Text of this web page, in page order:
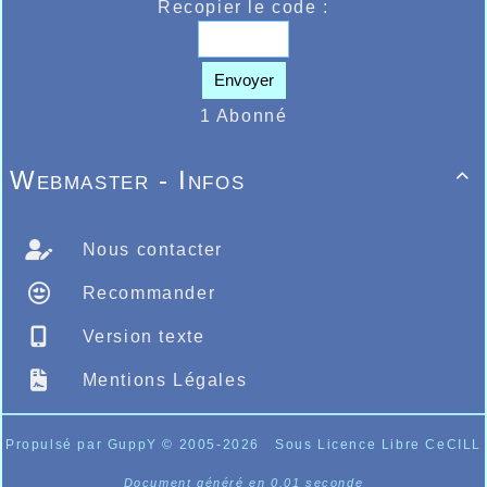
Recopier le code :
Envoyer
1 Abonné

Webmaster - Infos
Nous contacter
Recommander
Version texte
Mentions Légales
Propulsé par GuppY© 2005-2026 Sous Licence Libre CeCILL
Document généré en 0.01 seconde